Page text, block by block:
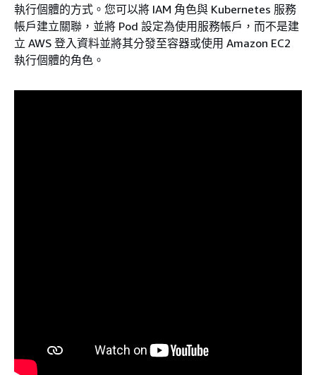
執行個體的方式。您可以將 IAM 角色與 Kubernetes 服務
帳戶建立關聯，並將 Pod 設定為使用服務帳戶，而不是建
立 AWS 登入資料並將其分發至容器或使用 Amazon EC2
執行個體的角色。